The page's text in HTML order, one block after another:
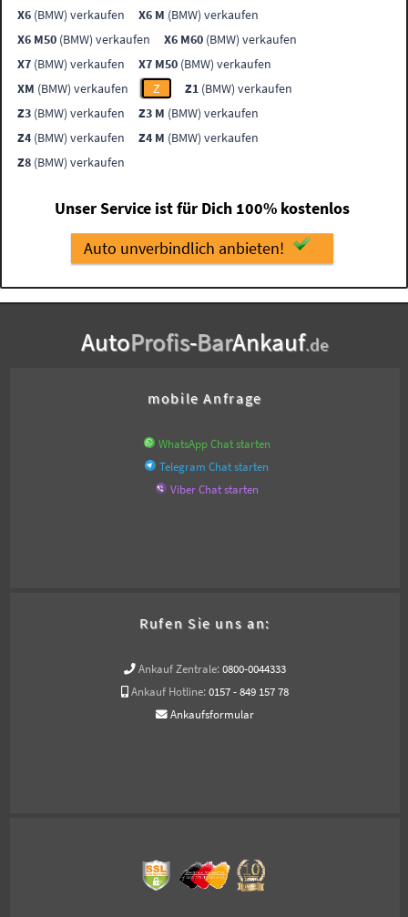
X6 (BMW) verkaufen X6 M (BMW) verkaufen
X6 M50 (BMW) verkaufen X6 M60 (BMW) verkaufen
X7 (BMW) verkaufen X7 M50 (BMW) verkaufen
XM (BMW) verkaufen Z Z1 (BMW) verkaufen
Z3 (BMW) verkaufen Z3 M (BMW) verkaufen
Z4 (BMW) verkaufen Z4 M (BMW) verkaufen
Z8 (BMW) verkaufen
Unser Service ist für Dich 100% kostenlos
Auto unverbindlich anbieten!
AutoProfis-BarAnkauf.de
mobile Anfrage
WhatsApp Chat starten
Telegram Chat starten
Viber Chat starten
Rufen Sie uns an:
Ankauf Zentrale: 0800-0044333
Ankauf Hotline: 0157 - 849 157 78
Ankaufsformular